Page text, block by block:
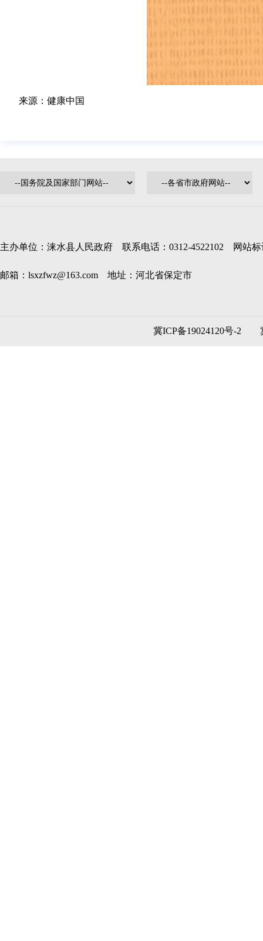
来源：健康中国
主办单位：涞水县人民政府 联系电话：0312-4522102 网站标
邮箱：lsxzfwz@163.com 地址：河北省保定市
冀ICP备19024120号-2